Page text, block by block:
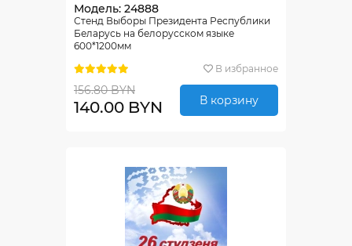
Модель: 24888
Стенд Выборы Президента Республики
Беларусь на белорусском языке
600*1200мм
В избранное
156.80 BYN
140.00 BYN В корзину